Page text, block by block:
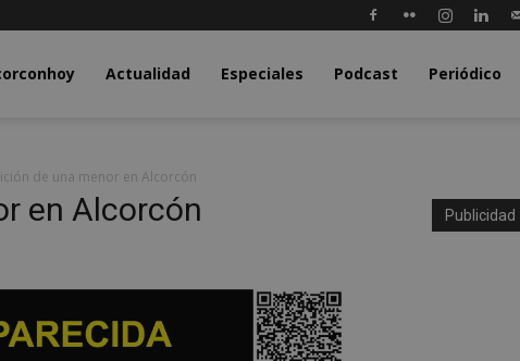
Actualidad Especiales Podcast Periódico
de una menor en Alcorcón
en Alcorcón Publicidad